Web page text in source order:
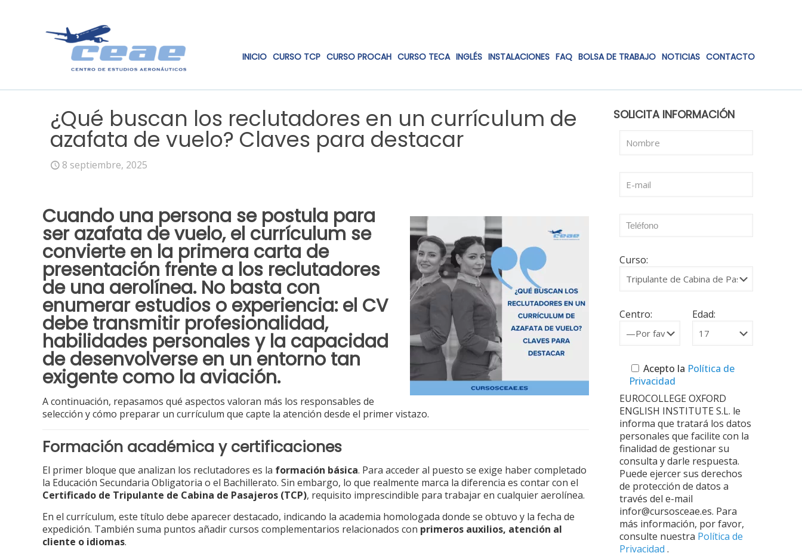
INICIO CURSO TCP CURSO PROCAH CURSO TECA INGLÉS INSTALACIONES FAQ BOLSA DE TRABAJO NOTICIAS CONTACTO
¿Qué buscan los reclutadores en un currículum de
azafata de vuelo? Claves para destacar
8 septiembre, 2025
Cuando una persona se postula para
ser azafata de vuelo, el currículum se
convierte en la primera carta de
presentación frente a los reclutadores
de una aerolínea. No basta con
enumerar estudios o experiencia: el CV
debe transmitir profesionalidad,
habilidades personales y la capacidad
de desenvolverse en un entorno tan
exigente como la aviación.
A continuación, repasamos qué aspectos valoran más los responsables de
selección y cómo preparar un currículum que capte la atención desde el primer vistazo.
Formación académica y certificaciones
El primer bloque que analizan los reclutadores es la formación básica. Para acceder al puesto se exige haber completado
la Educación Secundaria Obligatoria o el Bachillerato. Sin embargo, lo que realmente marca la diferencia es contar con el
Certificado de Tripulante de Cabina de Pasajeros (TCP), requisito imprescindible para trabajar en cualquier aerolínea.
En el currículum, este título debe aparecer destacado, indicando la academia homologada donde se obtuvo y la fecha de
expedición. También suma puntos añadir cursos complementarios relacionados con primeros auxilios, atención al
cliente o idiomas.
SOLICITA INFORMACIÓN
Curso:
Centro: Edad:
Acepto la Política de
Privacidad
EUROCOLLEGE OXFORD
ENGLISH INSTITUTE S.L. le
informa que tratará los datos
personales que facilite con la
finalidad de gestionar su
consulta y darle respuesta.
Puede ejercer sus derechos
de protección de datos a
través del e-mail
infor@cursosceae.es. Para
más información, por favor,
consulte nuestra Política de
Privacidad .